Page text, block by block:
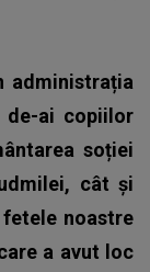
administrația
de-ai copiilor
soției
cât și
fetele noastre
a avut loc